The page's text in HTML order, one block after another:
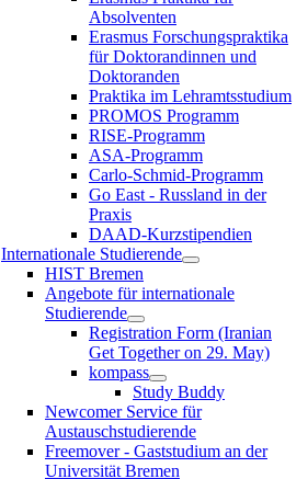
Absolventen
Erasmus Forschungspraktika
für Doktorandinnen und
Doktoranden
Praktika im Lehramtsstudium
PROMOS Programm
RISE-Programm
ASA-Programm
Carlo-Schmid-Programm
Go East - Russland in der
Praxis
DAAD-Kurzstipendien
Internationale Studierende
HIST Bremen
Angebote für internationale
Studierende
Registration Form (Iranian
Get Together on 29. May)
kompass
Study Buddy
Newcomer Service für
Austauschstudierende
Freemover - Gaststudium an der
Universität Bremen